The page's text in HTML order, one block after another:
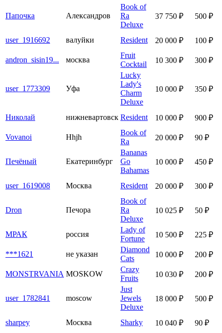
Папочка Александров
Book of
Ra
Deluxe
37 750 ₽ 500 ₽
user_1916692 валуйки Resident 20 000 ₽ 100 ₽
andron_sisin19... москва
Fruit
Cocktail
10 300 ₽ 300 ₽
user_1773309 Уфа
Lucky
Lady's
Charm
Deluxe
10 000 ₽ 350 ₽
Николай нижневартовск Resident 10 000 ₽ 900 ₽
Vovanoi Hhjh
Book of
Ra
20 000 ₽ 90 ₽
Печёный Екатеринбург
Bananas
Go
Bahamas
10 000 ₽ 450 ₽
user_1619008 Москва Resident 20 000 ₽ 300 ₽
Dron Печора
Book of
Ra
Deluxe
10 025 ₽ 50 ₽
МРАК россия
Lady of
Fortune
10 500 ₽ 225 ₽
***1621 не указан
Diamond
Cats
10 000 ₽ 200 ₽
MONSTRVANIA MOSKOW
Crazy
Fruits
10 030 ₽ 200 ₽
user_1782841 moscow
Just
Jewels
Deluxe
18 000 ₽ 500 ₽
sharpey Москва Sharky 10 040 ₽ 90 ₽